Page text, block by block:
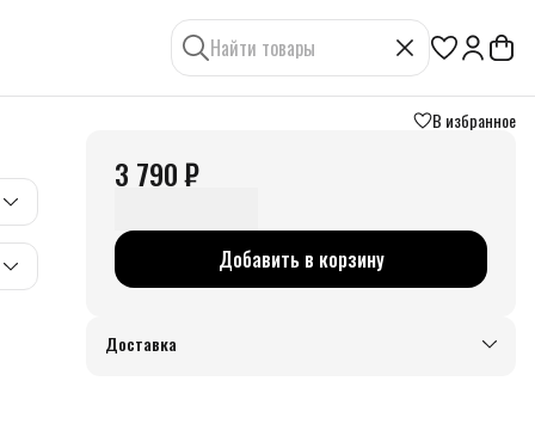
В избранное
3 790 ₽
Добавить в корзину
Доставка